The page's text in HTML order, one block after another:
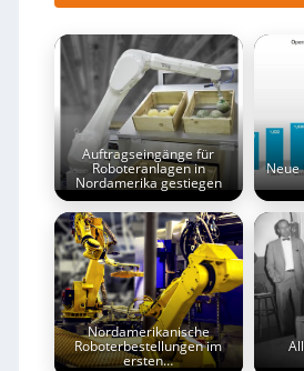
Auftragseingänge für
Roboteranlagen in
Nordamerika gestiegen
Neue
Nordamerikanische
Roboterbestellungen im
ersten…